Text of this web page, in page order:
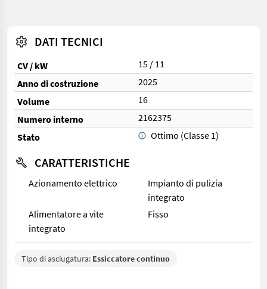
DATI TECNICI
CV / kW
15 / 11
Anno di costruzione
2025
Volume
16
Numero interno
2162375
Stato
Ottimo (Classe 1)
CARATTERISTICHE
Azionamento elettrico
Impianto di pulizia
integrato
Alimentatore a vite
integrato
Fisso
Tipo di asciugatura: Essiccatore continuo